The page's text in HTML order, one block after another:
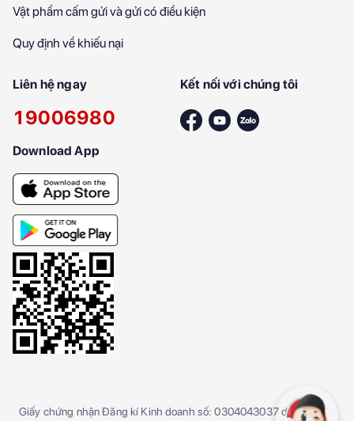
Vật phẩm cấm gửi và gửi có điều kiện
Quy định về khiếu nại
Liên hệ ngay
19006980
Kết nối với chúng tôi
Download App
Giấy chứng nhận Đăng kí Kinh doanh số: 0304043037 do Sở kế